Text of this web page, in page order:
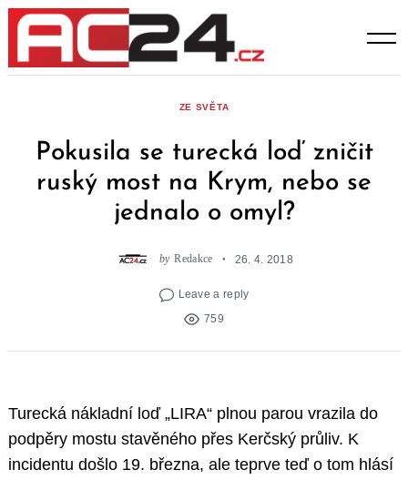
Skip
content
ZE SVĚTA
Pokusila se turecká loď zničit
ruský most na Krym, nebo se
jednalo o omyl?
by Redakce 26. 4. 2018
Leave a reply
759
Turecká nákladní loď „LIRA“ plnou parou vrazila do
podpěry mostu stavěného přes Kerčský průliv. K
incidentu došlo 19. března, ale teprve teď o tom hlásí